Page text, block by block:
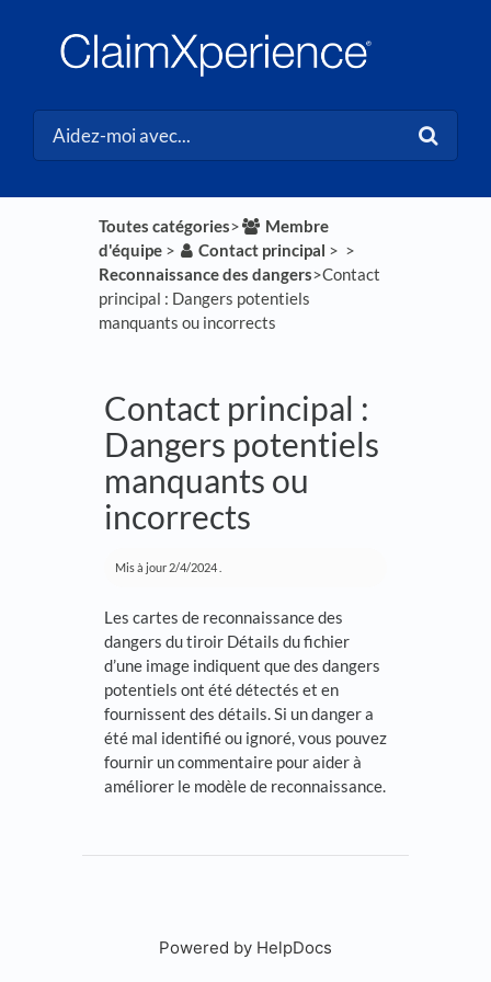
Toutes catégories​>​
​Membre
d'équipe​ > ​ ​Contact principal ​ > ​ ​ > ​
Reconnaissance des dangers​>​ Contact
principal : Dangers potentiels
manquants ou incorrects
Contact principal :
Dangers potentiels
manquants ou
incorrects
Mis à jour 2/4/2024
Les cartes de reconnaissance des
dangers du tiroir Détails du fichier
d’une image indiquent que des dangers
potentiels ont été détectés et en
fournissent des détails. Si un danger a
été mal identifié ou ignoré, vous pouvez
fournir un commentaire pour aider à
améliorer le modèle de reconnaissance.
Powered by HelpDocs